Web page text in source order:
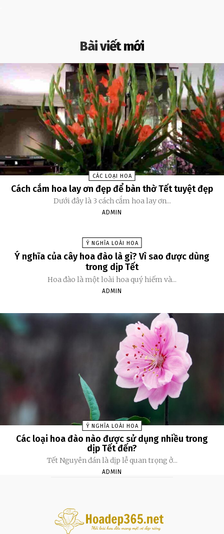
Bài viết mới
CÁC LOẠI HOA
Cách cắm hoa lay ơn đẹp để bàn thờ Tết tuyệt đẹp
Dưới đây là 3 cách cắm hoa lay ơn...
ADMIN
Ý NGHĨA LOÀI HOA
Ý nghĩa của cây hoa đào là gì? Vì sao được dùng
trong dịp Tết
Hoa đào là một loài hoa quý hiếm và...
ADMIN
Ý NGHĨA LOÀI HOA
Các loại hoa đào nào được sử dụng nhiều trong
dịp Tết đến?
Tết Nguyên đán là dịp lễ quan trọng ở...
ADMIN